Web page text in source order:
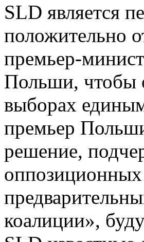
SLD является
положительно
премьер-
Польши, чтобы
выборах
премьер
решение,
коалиции»,